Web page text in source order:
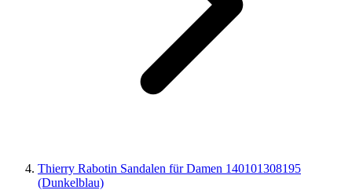
Thierry Rabotin Sandalen für Damen 140101308195
(Dunkelblau)